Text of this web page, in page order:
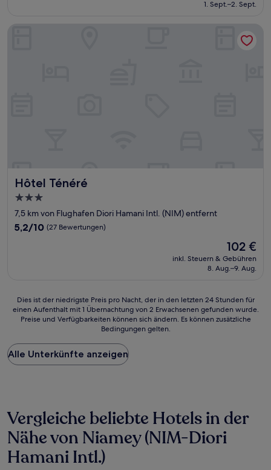
1. Sept.–2. Sept.
Hôtel Ténéré
Hôtel Ténéré
3.0-
Sterne-
Unterkunft
7,5 km von Flughafen Diori Hamani Intl. (NIM) entfernt
5.2
5,2/10 (27 Bewertungen)
Der
Preis
beträgt
102 €
inkl. Steuern & Gebühren
8. Aug.–9. Aug.
Dies
ist
Preis
pro
Nacht,
24 Stunden
für
einen
Aufenthalt
mit
Dies ist der niedrigste Preis pro Nacht, der in den letzten 24 Stunden für
einen Aufenthalt mit 1 Übernachtung von 2 Erwachsenen gefunden wurde.
Preise und Verfügbarkeiten können sich ändern. Es können zusätzliche
Bedingungen gelten.
Alle Unterkünfte anzeigen
Vergleiche beliebte Hotels in der
Nähe von Niamey (NIM-Diori
Hamani Intl.)